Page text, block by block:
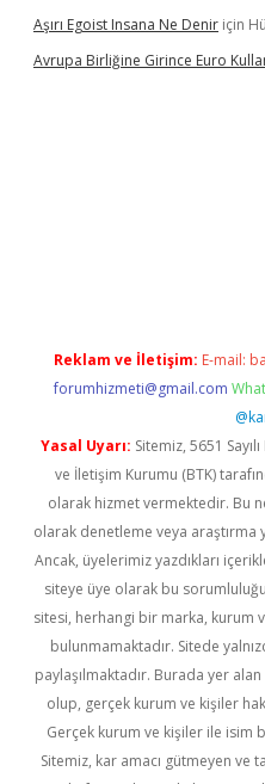
Aşırı Egoist Insana Ne Denir için
Avrupa Birliğine Girince Euro
Reklam ve İletişim: E-mail:
forumhizmeti@gmail.com
Yasal Uyarı: Sitemiz, 5651
ve İletişim Kurumu (BTK)
olarak hizmet vermektedir. Bu
olarak denetleme veya araştırma
Ancak, üyelerimiz yazdıkları
siteye üye olarak bu
sitesi, herhangi bir marka, kurum
bulunmamaktadır. Sitede
paylaşılmaktadır. Burada yer
olup, gerçek kurum ve kişiler
Gerçek kurum ve kişiler ile
Sitemiz, kar amacı gütmeyen ve